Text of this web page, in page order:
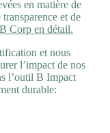
en matière de
et de
Corp en détail.
et nous
l’impact de nos
l’outil B Impact
durable: